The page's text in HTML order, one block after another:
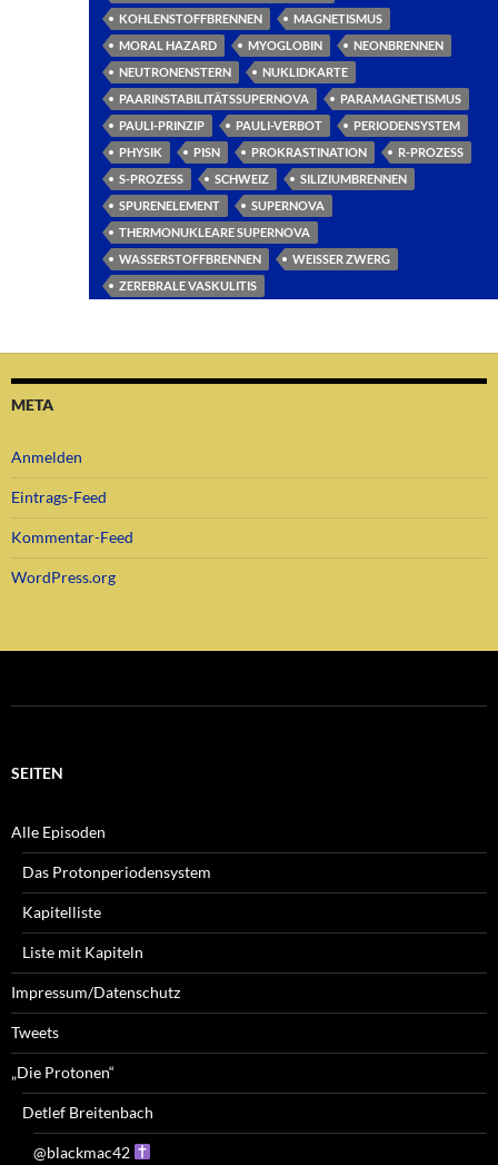
KOHLENSTOFFBRENNEN
MAGNETISMUS
MORAL HAZARD
MYOGLOBIN
NEONBRENNEN
NEUTRONENSTERN
NUKLIDKARTE
PAARINSTABILITÄTSSUPERNOVA
PARAMAGNETISMUS
PAULI-PRINZIP
PAULI-VERBOT
PERIODENSYSTEM
PHYSIK
PISN PROKRASTINATION
R-PROZESS
S-PROZESS
SCHWEIZ
SILIZIUMBRENNEN
SPURENELEMENT
SUPERNOVA
THERMONUKLEARE SUPERNOVA
WASSERSTOFFBRENNEN
WEISSER ZWERG
ZEREBRALE VASKULITIS
META
Anmelden
Eintrags-Feed
Kommentar-Feed
WordPress.org
SEITEN
Alle Episoden
Das Protonperiodensystem
Kapitelliste
Liste mit Kapiteln
Impressum/Datenschutz
Tweets
„Die Protonen“
Detlef Breitenbach
@blackmac42